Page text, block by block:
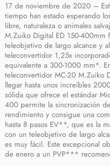
17 de noviembre de 2020 –
tiempo han estado esperando
libre, naturaleza o animales
M.Zuiko Digital ED 150-400mm
teleobjetivo de largo alcance y
teleconvertidor 1,25x
equivalente a 300-1000 mm*.
teleconvertidor MC-20 M.Zuiko
llegar hasta unos increíbles
sólida que ofrece el estándar
400 permite la sincronización
rendimiento y consigue una
hasta 8 pasos EV**, que es la
con un teleobjetivo de largo
es muy fácil. Este excepcional
de enero a un PVP***